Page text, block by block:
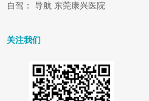
自驾： 导航 东莞康兴医院
关注我们